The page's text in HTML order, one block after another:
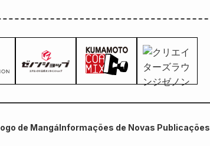
de MangáInformações de Novas Publicações